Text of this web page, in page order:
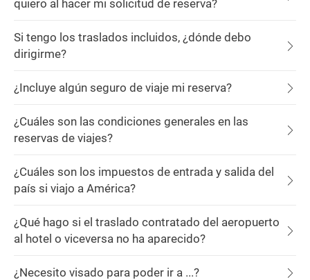
quiero al hacer mi solicitud de reserva?
Si tengo los traslados incluidos, ¿dónde debo
dirigirme?
¿Incluye algún seguro de viaje mi reserva?
¿Cuáles son las condiciones generales en las
reservas de viajes?
¿Cuáles son los impuestos de entrada y salida del
país si viajo a América?
¿Qué hago si el traslado contratado del aeropuerto
al hotel o viceversa no ha aparecido?
¿Necesito visado para poder ir a ...?